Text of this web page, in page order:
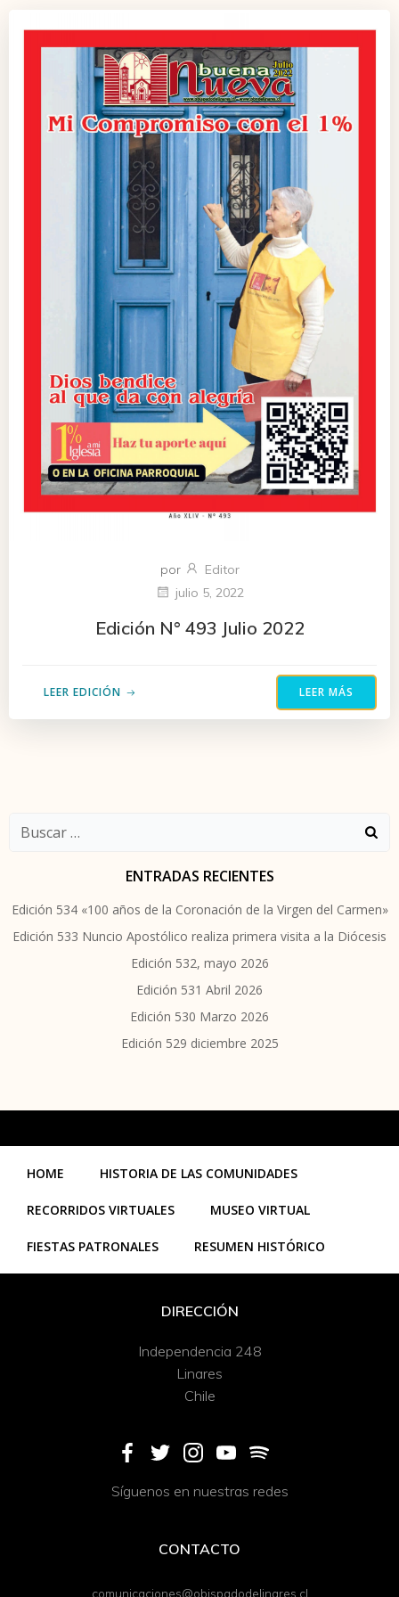
por
Editor
julio 5, 2022
Edición N° 493 Julio 2022
LEER EDICIÓN LEER MÁS
Buscar:
ENTRADAS RECIENTES
Edición 534 «100 años de la Coronación de la Virgen del Carmen»
Edición 533 Nuncio Apostólico realiza primera visita a la Diócesis
Edición 532, mayo 2026
Edición 531 Abril 2026
Edición 530 Marzo 2026
Edición 529 diciembre 2025
HOME HISTORIA DE LAS COMUNIDADES
RECORRIDOS VIRTUALES MUSEO VIRTUAL
FIESTAS PATRONALES RESUMEN HISTÓRICO
DIRECCIÓN
Independencia 248
Linares
Chile
Síguenos en nuestras redes
CONTACTO
comunicaciones@obispadodelinares.cl